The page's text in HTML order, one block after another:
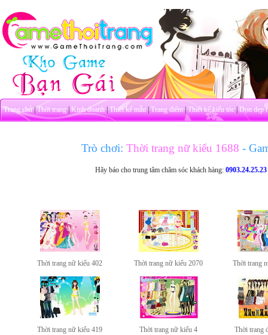
Trang chủ|Thời trang|Kinh doanh|Thiết kế mẫu|Trang điểm|Thiết kế kiểu tóc|Dọn dẹp
Trò chơi: Thời trang nữ kiểu 1688 -
Hãy báo cho trung tâm chăm sóc khách hàng:0903.24.25.23
Thời trang nữ kiểu 402 Thời trang nữ kiểu 2070 Thời trang
Thời trang nữ kiểu 419 Thời trang nữ kiểu 4 Thời trang